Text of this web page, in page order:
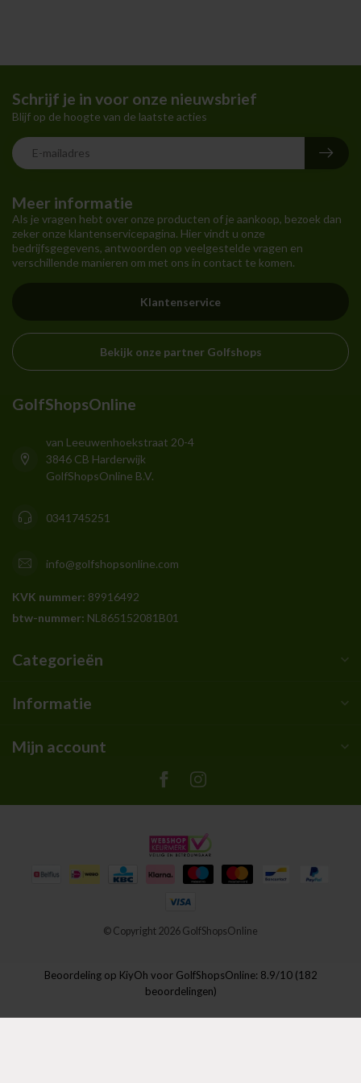
Meer informatie
Als je vragen hebt over onze producten of je aankoop, bezoek dan
zeker onze klantenservicepagina. Hier vindt u onze
bedrijfsgegevens, antwoorden op veelgestelde vragen en
verschillende manieren om met ons in contact te komen.
Klantenservice
Bekijk onze partner Golfshops
Schrijf je in voor onze nieuwsbrief
Blijf op de hoogte van de laatste acties
GolfShopsOnline
van Leeuwenhoekstraat 20-4
3846 CB Harderwijk
GolfShopsOnline B.V.
0341745251
info@golfshopsonline.com
KVK nummer: 89916492
btw-nummer: NL865152081B01
Categorieën
Informatie
Mijn account
© Copyright 2026 GolfShopsOnline
Beoordeling op KiyOh voor GolfShopsOnline: 8.9/10 (182
beoordelingen)